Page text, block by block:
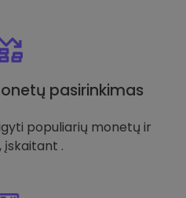
pasirinkimas
populiarių monetų ir
įskaitant .